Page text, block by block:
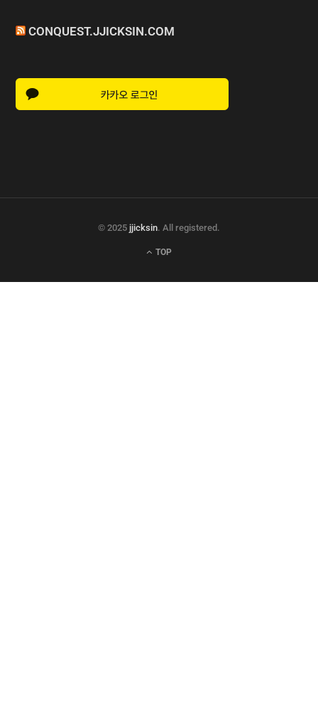
CONQUEST.JJICKSIN.COM
© 2025 jjicksin. All registered.
TOP